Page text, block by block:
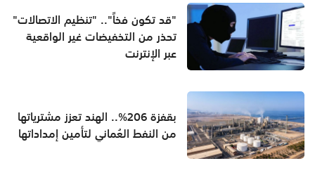
"قد تكون فخاً".. "تنظيم الاتصالات"
تحذر من التخفيضات غير الواقعية
عبر الإنترنت
بقفزة 206%.. الهند تعزز مشترياتها
من النفط العُماني لتأمين إمداداتها